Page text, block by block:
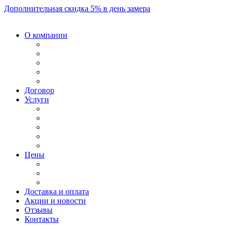
Дополнительная скидка 5% в день замера
О компании
Договор
Услуги
Цены
Доставка и оплата
Акции и новости
Отзывы
Контакты